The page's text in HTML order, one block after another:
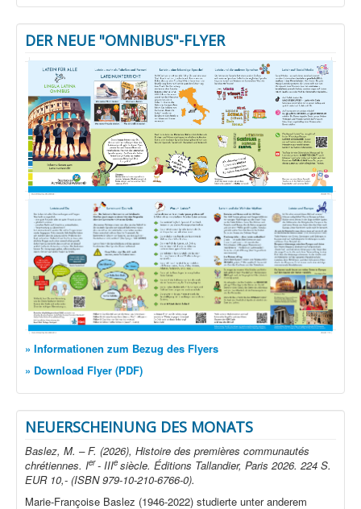
DER NEUE "OMNIBUS"-FLYER
» Informationen zum Bezug des Flyers
» Download Flyer (PDF)
NEUERSCHEINUNG DES MONATS
Baslez, M. – F. (2026), Histoire des premières communautés
chrétiennes. Ier- IIIe siècle. Éditions Tallandier, Paris 2026. 224 S.
EUR 10,- (ISBN 979-10-210-6766-0).
Marie-Françoise Baslez (1946-2022) studierte unter anderem